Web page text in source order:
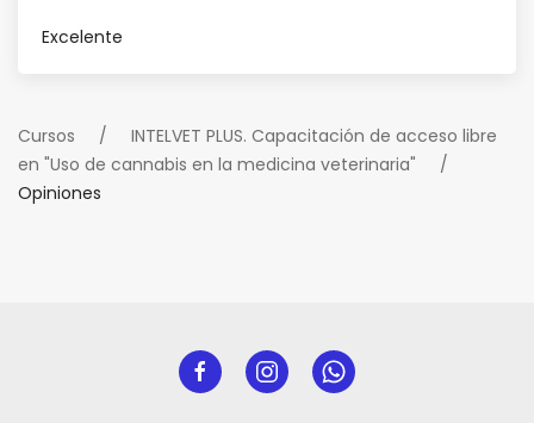
Excelente
Cursos
INTELVET PLUS. Capacitación de acceso libre
en "Uso de cannabis en la medicina veterinaria"
Opiniones